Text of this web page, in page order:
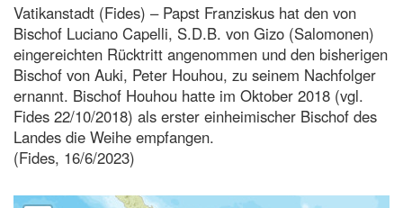
Vatikanstadt (Fides) – Papst Franziskus hat den von
Bischof Luciano Capelli, S.D.B. von Gizo (Salomonen)
eingereichten Rücktritt angenommen und den bisherigen
Bischof von Auki, Peter Houhou, zu seinem Nachfolger
ernannt. Bischof Houhou hatte im Oktober 2018 (vgl.
Fides 22/10/2018) als erster einheimischer Bischof des
Landes die Weihe empfangen.
(Fides, 16/6/2023)